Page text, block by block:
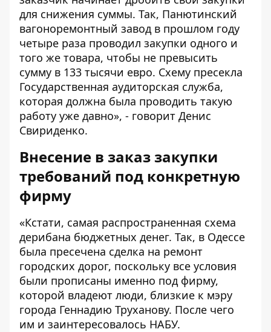
для снижения суммы. Так, Панютинский
вагоноремонтный завод в прошлом году
четыре раза проводил закупки одного и
того же товара, чтобы не превысить
сумму в 133 тысячи евро. Схему пресекла
Государственная аудиторская служба,
которая должна была проводить такую
работу уже давно», - говорит Денис
Свириденко.
Внесение в заказ закупки
требований под конкретную
фирму
«Кстати, самая распространенная схема
дерибана бюджетных денег. Так, в Одессе
была пресечена сделка на ремонт
городских дорог, поскольку все условия
были прописаны именно под фирму,
которой владеют люди, близкие к мэру
города Геннадию Труханову. После чего
им и заинтересовалось НАБУ.